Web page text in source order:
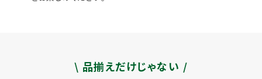
\ 品揃えだけじゃない /